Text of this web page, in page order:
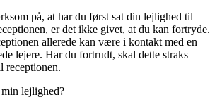
på, at har du først sat din lejlighed til
er det ikke givet, at du kan fortryde.
allerede kan være i kontakt med en
lejere. Har du fortrudt, skal dette straks
receptionen.
lejlighed?